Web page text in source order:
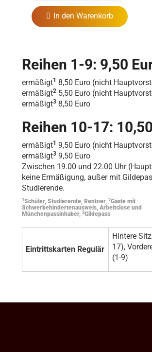
In den Warenkorb
Reihen 1-9: 9,50
ermäßigt1 8,50 Euro (nicht
ermäßigt2 5,50 Euro (nicht
ermäßigt3 8,50 Euro
Reihen 10-17:
ermäßigt1 9,50 Euro (nicht
ermäßigt3 9,50 Euro
Zwischen 19.00 und 22.00 Uhr
keine Ermäßigung, außer mit
Studierende.
1 Schüler, Studierende, Rentner, 2Gäste mit
Schwerbehindertenausweis, Arbeitslose und
Münchenpassinhaber, 3Gildepass
Eintrittskarten Regulär
Hintere
17),
(1-9)